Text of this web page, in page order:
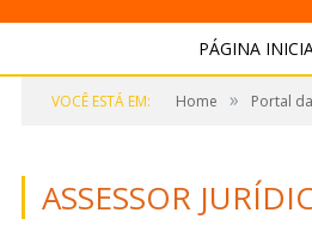
PÁGINA
VOCÊ ESTÁ EM: Home » Portal
ASSESSOR